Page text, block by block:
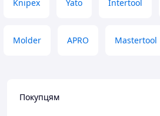
Knipex Yato Intertool
Molder APRO Mastertool
Покупцям